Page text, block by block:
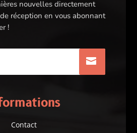
nouvelles directement
réception en vous abonnant
!
Contact